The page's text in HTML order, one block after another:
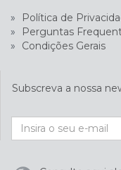
» Política de
»
Perguntas
»
Condições Gerais
Subscreva a nossa